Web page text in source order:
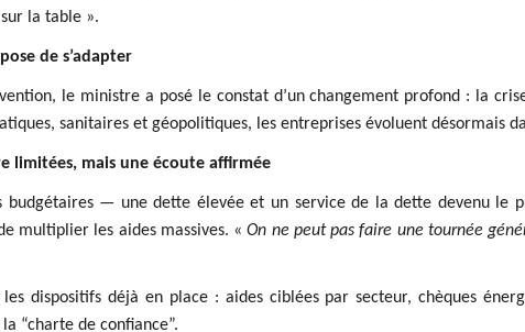
la table ».
de s’adapter
le ministre a posé le constat d’un changement profond : la
sanitaires et géopolitiques, les entreprises évoluent désormais
limitées, mais une écoute affirmée
budgétaires — une dette élevée et un service de la dette devenu le
multiplier les aides massives. «On ne peut pas faire une tournée
dispositifs déjà en place : aides ciblées par secteur, chèques
“charte de confiance”.